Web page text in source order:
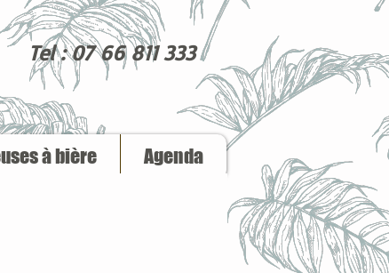
Tel : 07 66 811 333
à bière Agenda